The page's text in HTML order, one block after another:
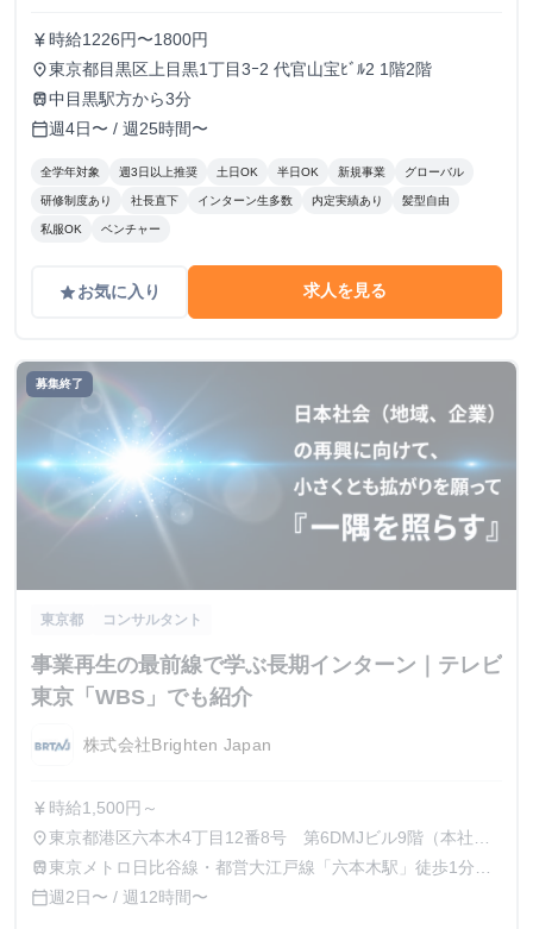
currency_yen 時給1226円〜1800円
place東京都目黒区上目黒1丁目3ｰ2 代官山宝ﾋﾞﾙ2 1階2階
train中目黒駅方から3分
calendar_today週4日〜 / 週25時間〜
全学年対象 週3日以上推奨 土日OK 半日OK 新規事業 グローバル
研修制度あり 社長直下 インターン生多数 内定実績あり 髪型自由
私服OK ベンチャー
gradeお気に入り 求人を見る
募集終了
東京都 コンサルタント
事業再生の最前線で学ぶ長期インターン｜テレビ
東京「WBS」でも紹介
株式会社Brighten Japan
currency_yen 時給1,500円～
place東京都港区六本木4丁目12番8号 第6DMJビル9階（本社）
※案件によっては、東京都23区内の投資先企業を訪問・常駐
し、経営改善プロジェクトに参加していただくことがありま
train東京メトロ日比谷線・都営大江戸線「六本木駅」徒歩1分、
東京メトロ千代田線「乃木坂駅」徒歩7分。 ※プロジェクト
calendar_today週2日〜 / 週12時間〜